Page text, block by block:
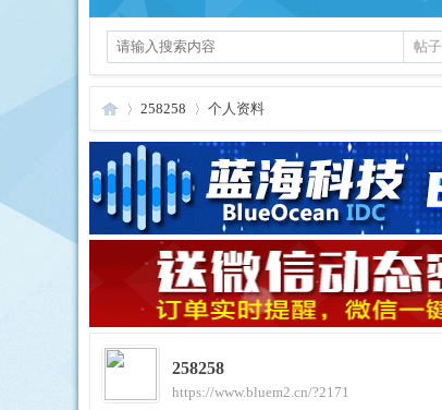
帖子
Bl ›
258258
›
个人资料
258258
https://www.bluem2.cn/?2171